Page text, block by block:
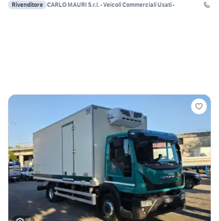
Rivenditore CARLO MAURI S.r.l. - Veicoli Commerciali Usati -